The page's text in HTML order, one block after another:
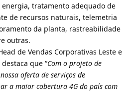
tratamento adequado de
de recursos naturais, telemetria
da planta, rastreabilidade
outras.
de Vendas Corporativas Leste e
que “Com o projeto de
oferta de serviços de
a maior cobertura 4G do país com